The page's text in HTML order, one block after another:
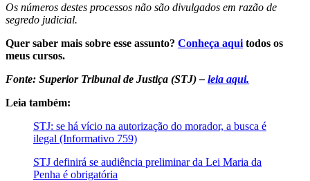
Os números destes processos não são divulgados em razão de
segredo judicial.
Quer saber mais sobre esse assunto? Conheça aqui todos os
meus cursos.
Fonte: Superior Tribunal de Justiça (STJ) – leia aqui.
Leia também:
STJ: se há vício na autorização do morador, a busca é
ilegal (Informativo 759)
STJ definirá se audiência preliminar da Lei Maria da
Penha é obrigatória